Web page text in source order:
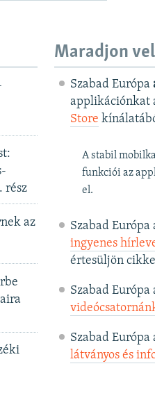
rész
az
Maradjon
Szabad Európa
applikációnkat
Store
A stabil
funkciói az
el.
Szabad Európa
ingyenes
értesüljön
Szabad Európa
Szabad Európa
látványos és